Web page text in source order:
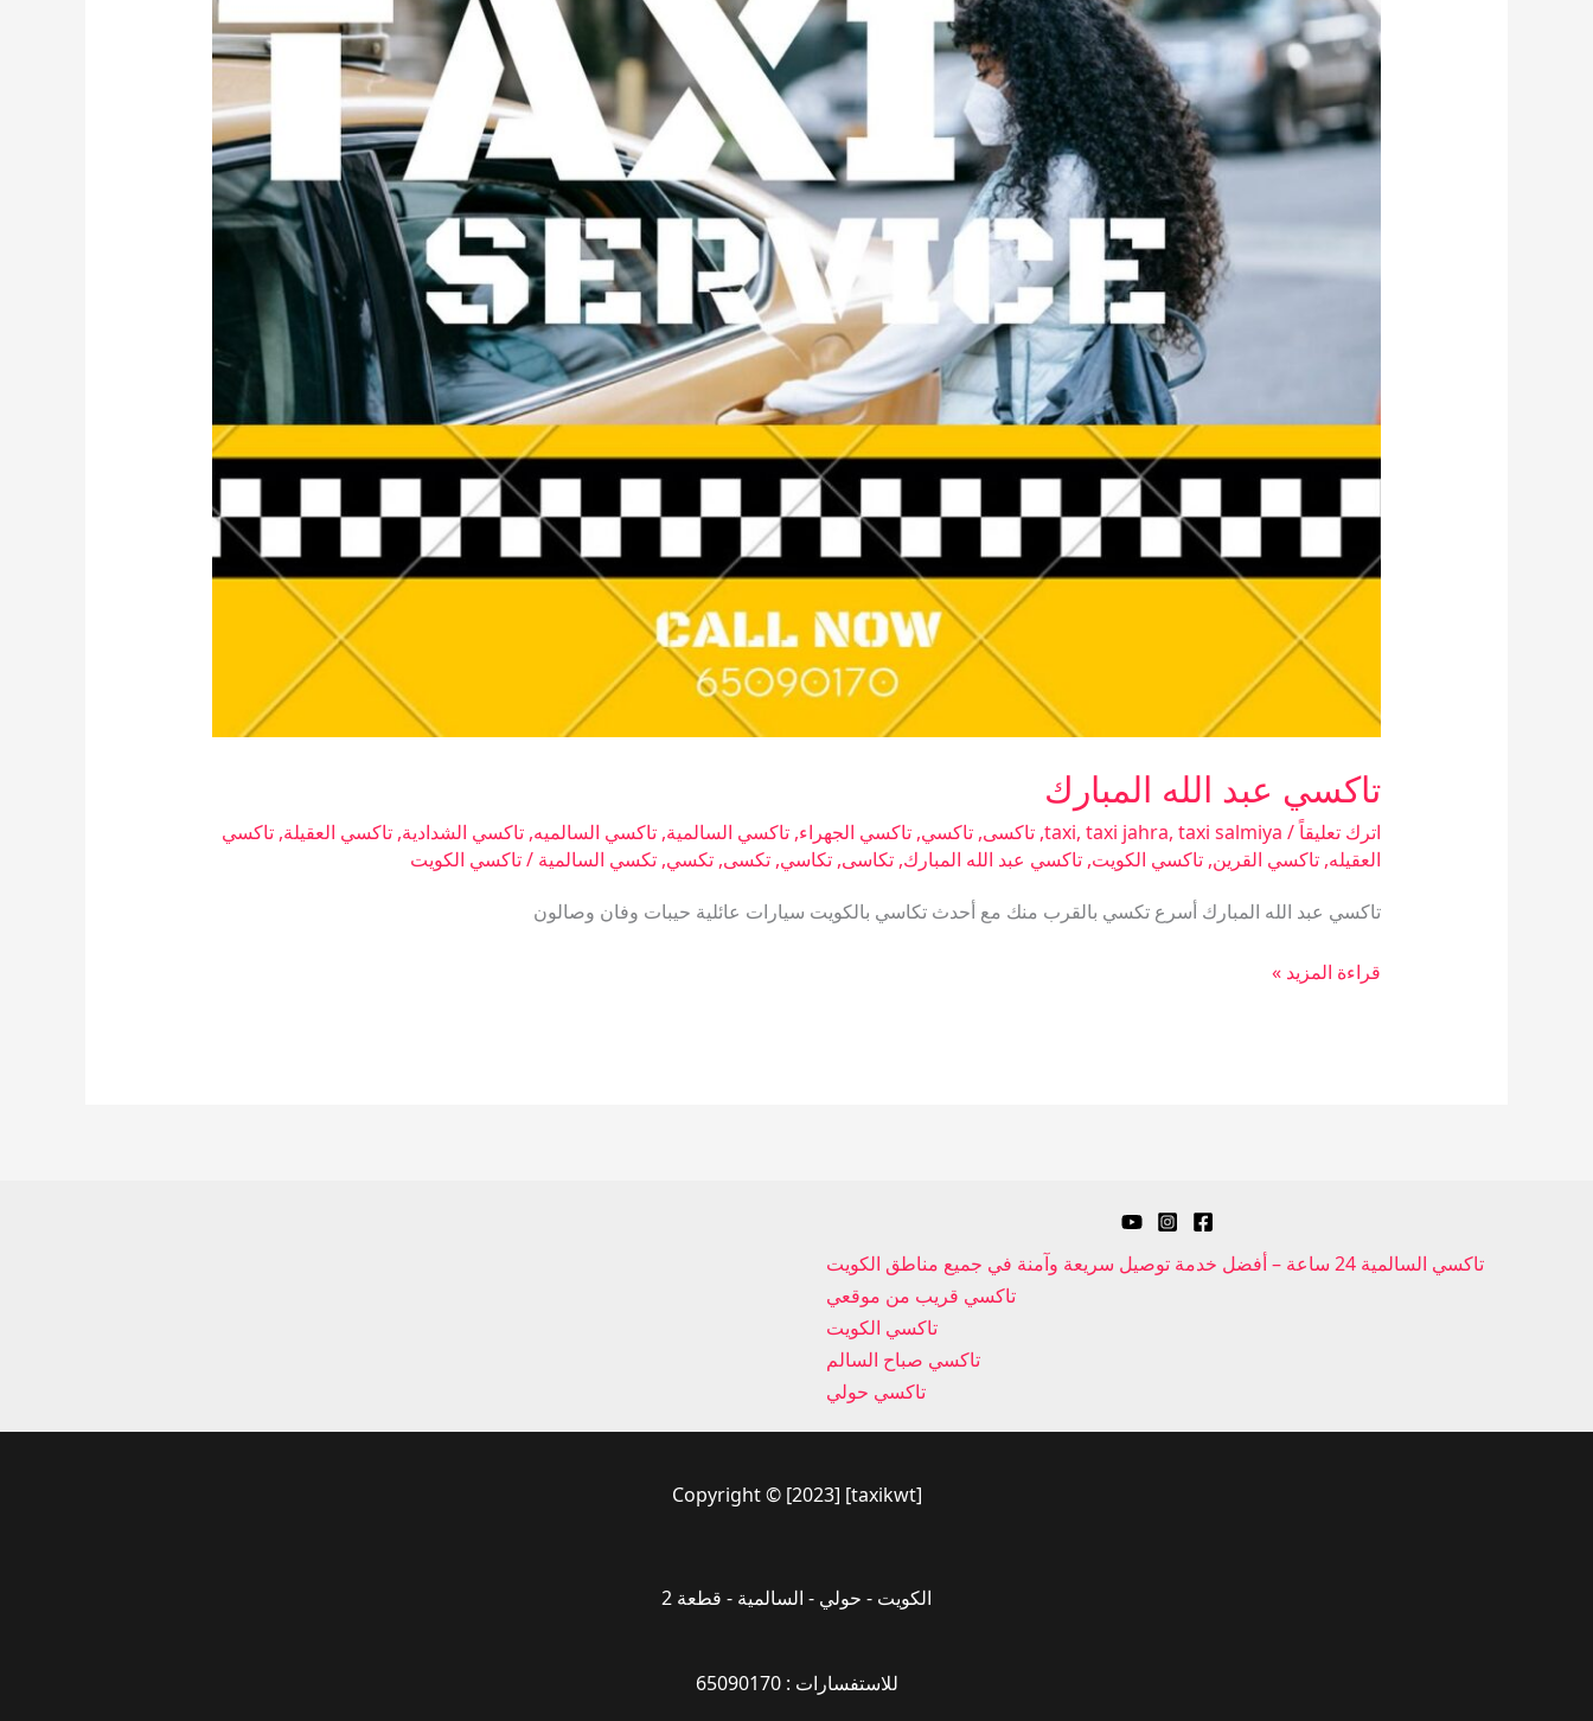
تاكسي عبد الله المبارك
اترك تعليقاً/
taxi,taxi jahra,taxi salmiya
, تاكسى, تاكسي, تاكسي الجهراء, تاكسي السالمية, تاكسي السالميه, تاكسي الشدادية, تاكسي العقيلة, تاكسي
العقيله, تاكسي القرين, تاكسي الكويت, تاكسي عبد الله المبارك, تكاسى, تكاسي, تكسى, تكسي, تكسي السالمية /تاكسي الكويت
تاكسي عبد الله المبارك أسرع تكسي بالقرب منك مع أحدث تكاسي بالكويت سيارات عائلية حيبات وفان وصالون
قراءة المزيد »
تاكسي السالمية 24 ساعة – أفضل خدمة توصيل سريعة وآمنة في جميع مناطق الكويت
تاكسي قريب من موقعي
تاكسي الكويت
تاكسي صباح السالم
تاكسي حولي
Copyright © [2023] [taxikwt]
الكويت - حولي - السالمية - قطعة 2
للاستفسارات : 65090170